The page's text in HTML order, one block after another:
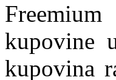
kupovine
kupovina